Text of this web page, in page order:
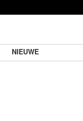
NIEUWE